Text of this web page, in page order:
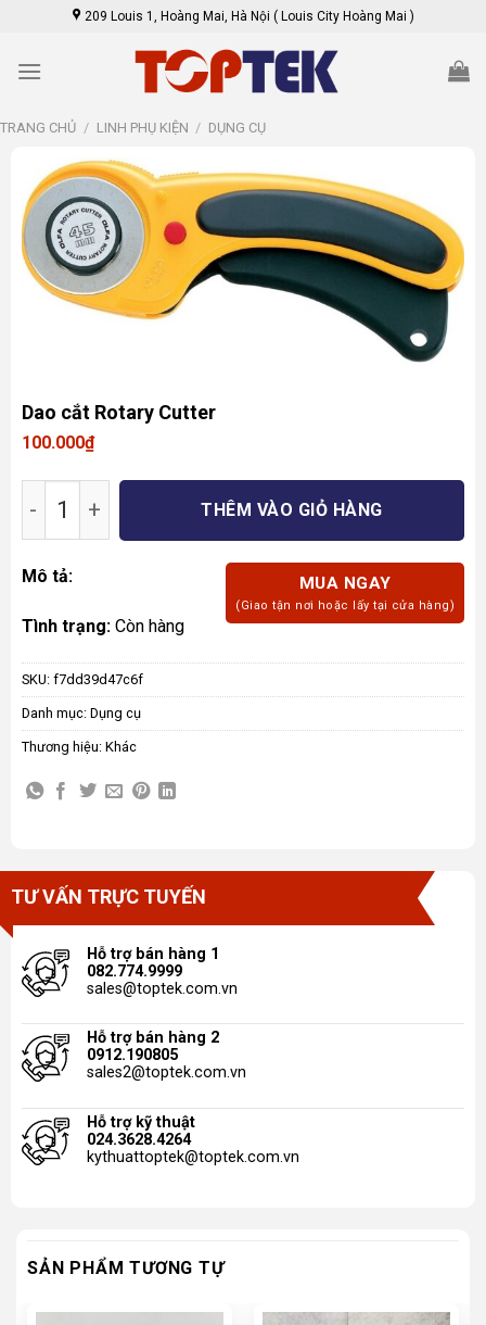
content
209 Louis 1, Hoàng Mai, Hà Nội ( Louis City Hoàng Mai )
TRANG CHỦ / LINH PHỤ KIỆN / DỤNG CỤ
Dao cắt Rotary Cutter
100.000₫
Dao cắt Rotary Cutter số lượng
THÊM VÀO GIỎ HÀNG
MUA NGAY
(Giao tận nơi hoặc lấy tại cửa hàng)
Mô tả:
Tình trạng:Còn hàng
SKU: f7dd39d47c6f
Danh mục: Dụng cụ
Thương hiệu: Khác
TƯ VẤN TRỰC TUYẾN
Hỗ trợ bán hàng 1
082.774.9999
sales@toptek.com.vn
Hỗ trợ bán hàng 2
0912.190805
sales2@toptek.com.vn
Hỗ trợ kỹ thuật
024.3628.4264
kythuattoptek@toptek.com.vn
SẢN PHẨM TƯƠNG TỰ